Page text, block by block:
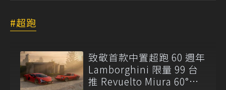
超跑
致敬首款中置超跑 60 週年
Lamborghini 限量 99 台
推 Revuelto Miura 60°